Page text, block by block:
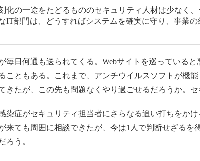
化の一途をたどるもののセキュリティ人材は少なく
IT部門は、どうすればシステムを確実に守り、事業の
日何通も送られてくる。Webサイトを巡っている
こともある。これまで、アンチウイルスソフトが機
きたが、この先も問題なくやり過ごせるだろうか。
染症がセキュリティ担当者にさらなる追い打ちをか
来ても周囲に相談できたが、今は1人で判断せざる
ろう。